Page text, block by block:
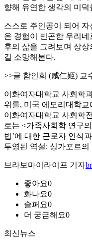
향해 유연한 생각의 미
스스로 주인공이 되어
온 경험이 빈곤한 우리네
후의 삶을 그려보며 상
길 소망해본다.
>>글 함인희 (咸仁姬) 교
이화여자대학교 사회학
위를, 미국 에모리대학
이화여자대학교 사회학
로는 <가족사회학 연구
법’에 대한 근로자 인식
투영된 역설: 싱가포르
브라보마이라이프 기자
좋아요0
화나요0
슬퍼요0
더 궁금해요0
최신뉴스